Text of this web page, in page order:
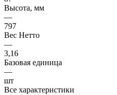
Высота, мм
—
797
Вес Нетто
—
3,16
Базовая единица
—
шт
Все характеристики